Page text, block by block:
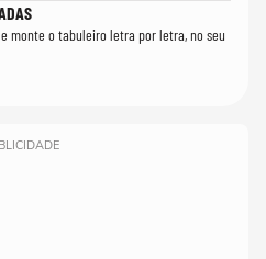
monte o tabuleiro letra por letra, no seu